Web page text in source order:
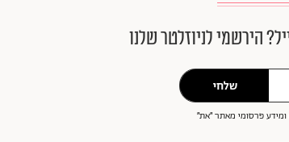
הירשמי לניוזלטר שלנו
שלחי
פרסומי מאתר ״את״